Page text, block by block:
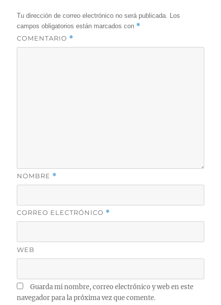
Tu dirección de correo electrónico no será publicada.
Los
campos obligatorios están marcados con *
COMENTARIO *
NOMBRE *
CORREO ELECTRÓNICO *
WEB
Guarda mi nombre, correo electrónico y web en este
navegador para la próxima vez que comente.